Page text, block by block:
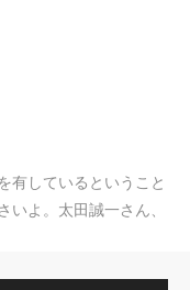
有しているということ
いよ。太田誠一さん、